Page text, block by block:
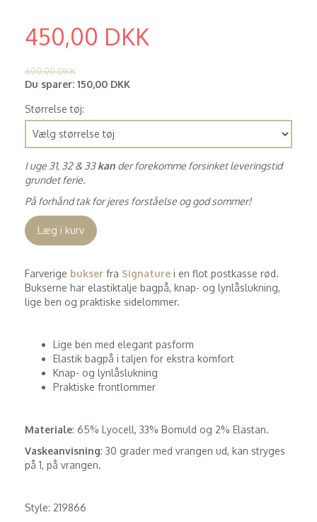
450,00 DKK
600,00 DKK
Du sparer: 150,00 DKK
Størrelse tøj:
I uge 31, 32 & 33kan der forekomme forsinket leveringstid
grundet ferie.
På forhånd tak for jeres forståelse og god sommer!
Læg i kurv
Farverige bukser fra Signature i en flot postkasse rød.
Bukserne har elastiktalje bagpå, knap- og lynlåslukning,
lige ben og praktiske sidelommer.
Lige ben med elegant pasform
Elastik bagpå i taljen for ekstra komfort
Knap- og lynlåslukning
Praktiske frontlommer
Materiale: 65% Lyocell, 33% Bomuld og 2% Elastan.
Vaskeanvisning: 30 grader med vrangen ud, kan stryges
på 1, på vrangen.
Style: 219866